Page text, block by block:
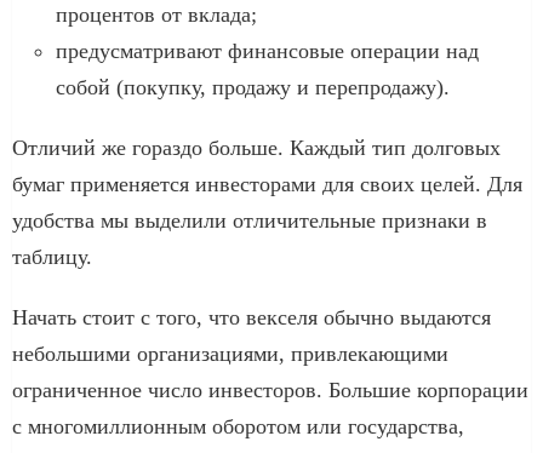
процентов от вклада;
предусматривают финансовые операции над
собой (покупку, продажу и перепродажу).
Отличий же гораздо больше. Каждый тип долговых
бумаг применяется инвесторами для своих целей. Для
удобства мы выделили отличительные признаки в
таблицу.
Начать стоит с того, что векселя обычно выдаются
небольшими организациями, привлекающими
ограниченное число инвесторов. Большие корпорации
с многомиллионным оборотом или государства,